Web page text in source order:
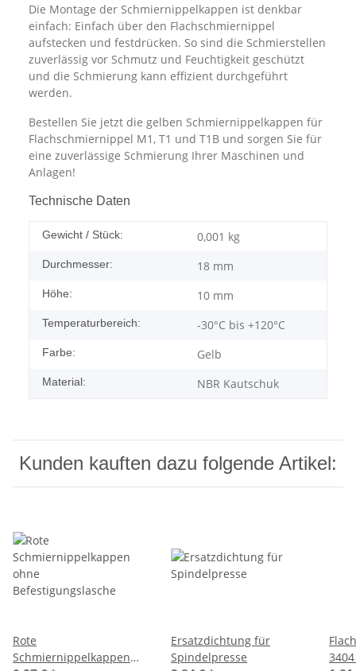
Die Montage der Schmiernippelkappen ist denkbar
einfach: Einfach über den Flachschmiernippel
aufstecken und festdrücken. So sind die Schmierstellen
zuverlässig vor Schmutz und Feuchtigkeit geschützt
und die Schmierung kann effizient durchgeführt
werden.
Bestellen Sie jetzt die gelben Schmiernippelkappen für
Flachschmiernippel M1, T1 und T1B und sorgen Sie für
eine zuverlässige Schmierung Ihrer Maschinen und
Anlagen!
Technische Daten
Gewicht / Stück: 0,001 kg
Durchmesser: 18 mm
Höhe: 10 mm
Temperaturbereich: -30°C bis +120°C
Farbe: Gelb
Material: NBR Kautschuk
Kunden kauften dazu folgende Artikel:
Rote
Schmiernippelkappen
Ersatzdichtung für
Spindelpresse